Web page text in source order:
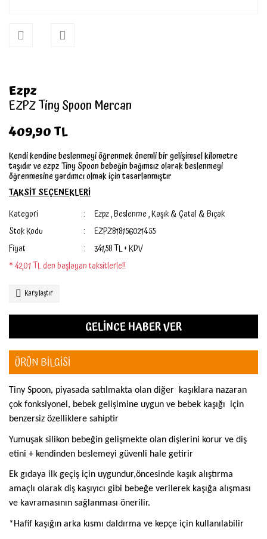
Ezpz
EZPZ Tiny Spoon Mercan
409,90 TL
Kendi kendine beslenmeyi öğrenmek önemli bir gelişimsel kilometre
taşıdır ve ezpz Tiny Spoon bebeğin bağımsız olarak beslenmeyi
öğrenmesine yardımcı olmak için tasarlanmıştır
TAKSİT SEÇENEKLERİ
Kategori
Ezpz,Beslenme,Kaşık & Çatal & Bıçak
Stok Kodu
EZPZ818156021455
Fiyat
341,58 TL + KDV
* 42,01 TL den başlayan taksitlerle!!
Karşılaştır
GELİNCE HABER VER
ÜRÜN BİLGİSİ
Tiny Spoon, piyasada satılmakta olan diğer
kaşıklara nazaran
çok fonksiyonel, bebek gelişimine uygun ve bebek kaşığı
için
benzersiz özelliklere sahiptir
Yumuşak silikon bebeğin gelişmekte olan dişlerini korur ve diş
etini + kendinden beslemeyi güvenli hale getirir
Ek gıdaya ilk geçiş için uygundur,öncesinde kaşık alıştırma
amaçlı olarak diş kaşıyıcı gibi bebeğe verilerek kaşığa alışması
ve kavramasının sağlanması önerilir.
*Hafif kaşığın arka kısmı daldırma ve kepçe için kullanılabilir